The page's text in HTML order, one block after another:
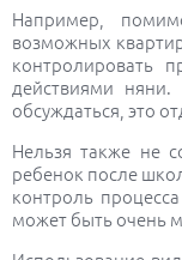
Например,
возможных
контролировать
действиями
обсуждаться, это
Нельзя также не
ребенок после
контроль
может быть очень